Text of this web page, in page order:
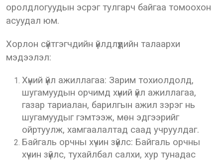
оролдлогуудын эсрэг тулгарч байгаа томоохон
асуудал юм.
Хорлон сүйтгэгчдийн үйлдлүүдийн талаархи
мэдээлэл:
Хүний үйл ажиллагаа: Зарим тохиолдолд,
шугамуудын орчимд хүний үйл ажиллагаа,
газар тариалан, барилгын ажил зэрэг нь
шугамуудыг гэмтээж, мөн эдгээрийг
ойртуулж, хамгаалалтад саад учруулдаг.
Байгаль орчны хүчин зүйлс: Байгаль орчны
хүчин зүйлс, тухайлбал салхи, хур тунадас